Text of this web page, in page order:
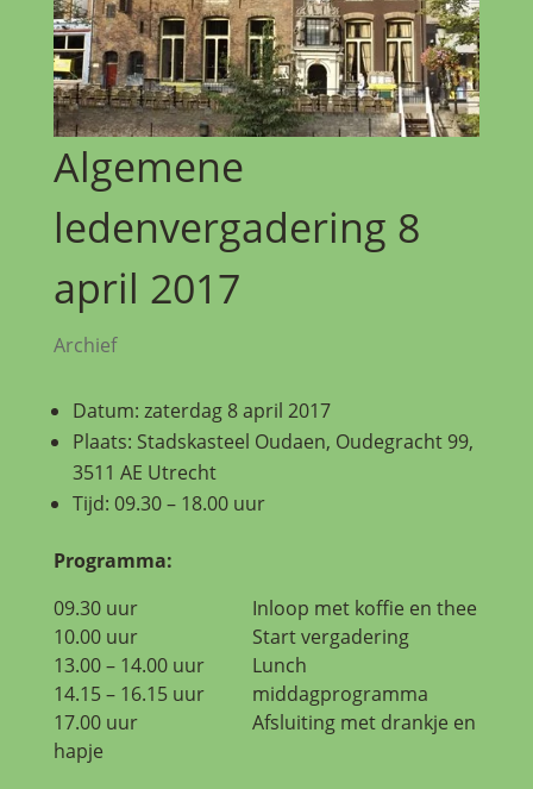
Algemene
ledenvergadering 8
april 2017
Archief
Datum: zaterdag 8 april 2017
Plaats: Stadskasteel Oudaen, Oudegracht 99,
3511 AE Utrecht
Tijd: 09.30 – 18.00 uur
Programma:
09.30 uur Inloop met koffie en thee
10.00 uur Start vergadering
13.00 – 14.00 uur Lunch
14.15 – 16.15 uur middagprogramma
17.00 uur Afsluiting met drankje en
hapje